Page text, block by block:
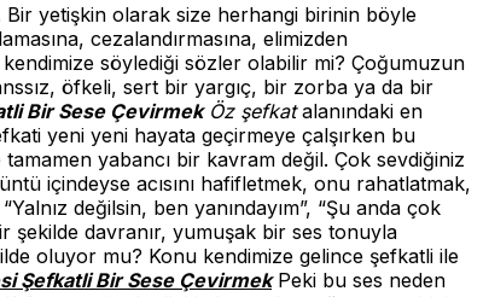
Bir yetişkin olarak size herhangi birinin böyle
cezalandırmasına, elimizden
kendimize söylediği sözler olabilir mi? Çoğumuzun
öfkeli, sert bir yargıç, bir zorba ya da bir
Bir Sese Çevirmek Öz şefkatalanındaki en
yeni yeni hayata geçirmeye çalşırken bu
yabancı bir kavram değil. Çok sevdiğiniz
içindeyse acısını hafifletmek, onu rahatlatmak,
değilsin, ben yanındayım”, “Şu anda çok
şekilde davranır, yumuşak bir ses tonuyla
oluyor mu? Konu kendimize gelince şefkatli ile
Şefkatli Bir Sese ÇevirmekPeki bu ses neden